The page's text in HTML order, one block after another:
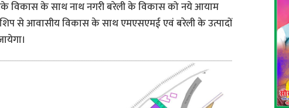
विकास के साथ नाथ नगरी बरेली के विकास को नये आयाम
से आवासीय विकास के साथ एमएसएमई एवं बरेली के उत्पादों